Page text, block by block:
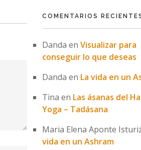
COMENTARIOS
Danda en Visualizar para
conseguir lo que deseas
Danda en La vida en un
Tina en Las ásanas del
Yoga – Tadásana
Maria Elena Aponte
vida en un Ashram